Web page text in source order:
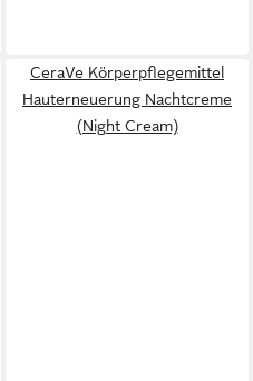
CeraVe Körperpflegemittel
Hauterneuerung Nachtcreme
(Night Cream)